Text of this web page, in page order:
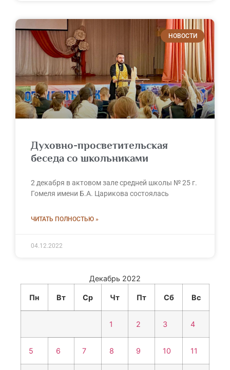
НОВОСТИ
Духовно-просветительская
беседа со школьниками
2 декабря в актовом зале средней школы № 25 г.
Гомеля имени Б.А. Царикова состоялась
ЧИТАТЬ ПОЛНОСТЬЮ »
04.12.2022
Декабрь 2022
Пн Вт Ср Чт Пт Сб Вс
1 2 3 4
5 6 7 8 9 10 11